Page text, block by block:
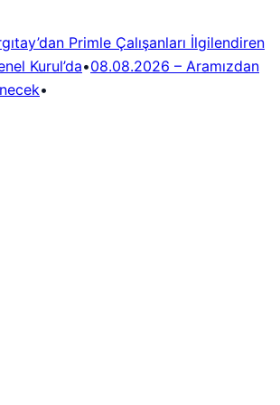
Primle Çalışanları İlgilendiren
Kurul’da•08.08.2026 – Aramızdan
•